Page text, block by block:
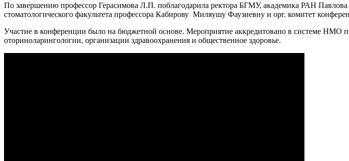
По завершению профессор Герасимова Л.П. поблагодарила ректора БГМУ, академика РАН
стоматологического факультета профессора Кабирову Миляушу Фаузиевну и орг. комитет
Участие в конференции было на бюджетной основе. Мероприятие аккредитовано в системе НМО
оториноларингологии, организации здравоохранения и общественное здоровье.